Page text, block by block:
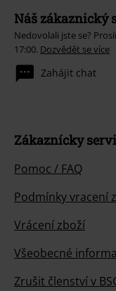
Náš zákaznický
Nedovolali jste se?
17:00. Dozvědět se více
Zahájit chat
Zákaznícky
Pomoc / FAQ
Podmínky vracení
Vrácení zboží
Všeobecné
Zrušit členství v